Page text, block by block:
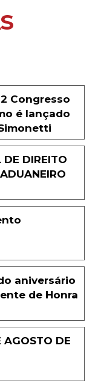
Congresso
é lançado
DE DIREITO
aniversário
de Honra
AGOSTO DE